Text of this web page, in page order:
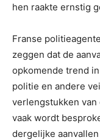
hen raakte ernstig
Franse
zeggen dat de
opkomende trend
politie en andere
verlengstukken van
vaak wordt
dergelijke